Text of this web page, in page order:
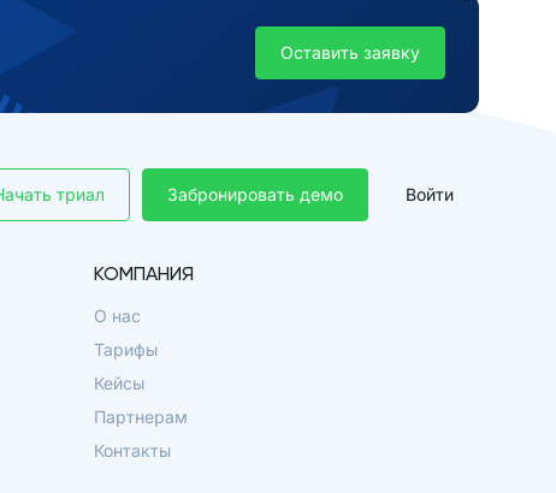
Оставить заявку
Забронировать демо
триал Войти
КОМПАНИЯ
О нас
Тарифы
Кейсы
Партнерам
Контакты